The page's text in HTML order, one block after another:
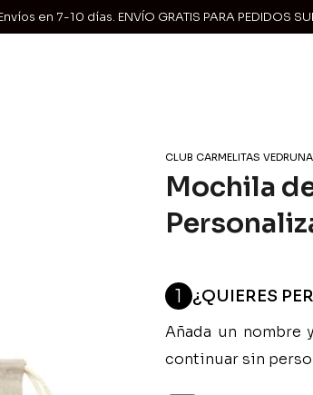
en 7-10 días. ENVÍO GRATIS PARA PEDIDOS
CLUB CARMELITAS VEDRUNA
Mochila
1 ¿QUIERES
Añada un nombre
continuar sin